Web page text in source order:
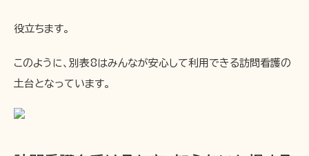
役立ちます。
このように、別表8はみんなが安心して利用できる訪問看護の
土台となっています。